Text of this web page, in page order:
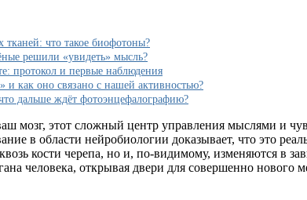
светиться
и
что
это
говорит
о
нашем
сознании
что такое биофотоны?
решили «увидеть» мысль?
протокол и первые наблюдения
и как оно связано с нашей активностью?
дальше ждёт фотоэнцефалографию?
мозг, этот сложный центр управления мыслями и
в области нейробиологии доказывает, что это
кости черепа, но и, по-видимому, изменяются в
человека, открывая двери для совершенно